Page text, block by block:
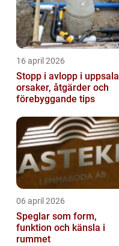
16 april 2026
Stopp i avlopp i uppsala
orsaker, åtgärder och
förebyggande tips
06 april 2026
Speglar som form,
funktion och känsla i
rummet